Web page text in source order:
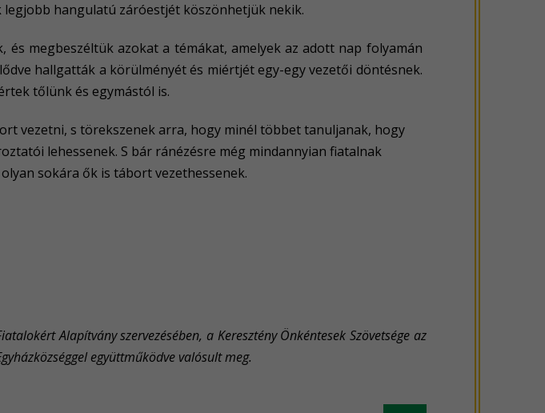
hangulatú záróestjét köszönhetjük nekik.
megbeszéltük azokat a témákat, amelyek az adott nap folyamán
hallgatták a körülményét és miértjét egy-egy vezetői döntésnek.
tőlünk és egymástól is.
vezetni, s törekszenek arra, hogy minél többet tanuljanak, hogy
lehessenek. S bár ránézésre még mindannyian fiatalnak
sokára ők is tábort vezethessenek.
Alapítvány szervezésében, a Keresztény Önkéntesek Szövetsége az
együttműködve valósult meg.